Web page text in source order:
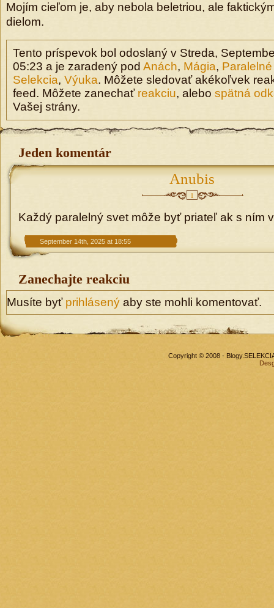
Mojím cieľom je, aby nebola beletriou, ale
dielom.
Tento príspevok bol odoslaný v Streda,
05:23 a je zaradený pod Anách, Mágia,
Selekcia, Výuka. Môžete sledovať akékoľvek
feed. Môžete zanechať reakciu, alebo spätná
Vašej strány.
Jeden komentár
Anubis
1
Každý paralelný svet môže byť priateľ ak s ním
September 14th, 2025 at 18:55
Zanechajte reakciu
Musíte byť prihlásený aby ste mohli komentovať.
Copyright © 2008 -